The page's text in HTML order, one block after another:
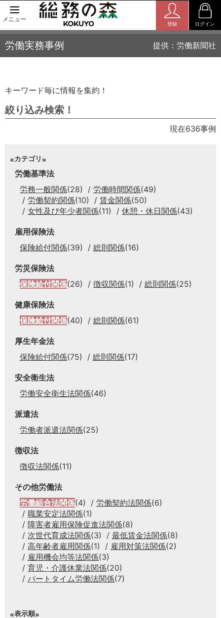
メニュー
登録 ログイン
労働実務事例 提供：労働新聞社
キーワード毎に情報を集約！
絞り込み検索！
現在636事例
カテゴリ
労働基準法
労務一般関係(28) 労働時間関係(49)
労働契約関係(10) 賃金関係(50)
女性及び年少者関係(11) 休憩・休日関係(43)
雇用保険法
保険給付関係(39) 総則関係(16)
労災保険法
保険給付関係(26) 徴収関係(1) 総則関係(25)
健康保険法
保険給付関係(40) 総則関係(61)
厚生年金法
保険給付関係(75) 総則関係(17)
安全衛生法
労働安全衛生法関係(46)
派遣法
労働者派遣法関係(25)
徴収法
徴収法関係(11)
その他労働法
労働組合法関係(4) 労働契約法関係(6)
職業安定法関係(1)
障害者雇用保険促進法関係(8)
次世代育成法関係(3) 最低賃金法関係(8)
高年齢者雇用関係(1) 雇用対策法関係(2)
雇用機会均等法関係(3)
育児・介護休業法関係(20)
パートタイム労働法関係(7)
表示順